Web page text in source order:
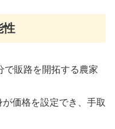
性
で販路を開拓する農家
価格を設定でき、手取